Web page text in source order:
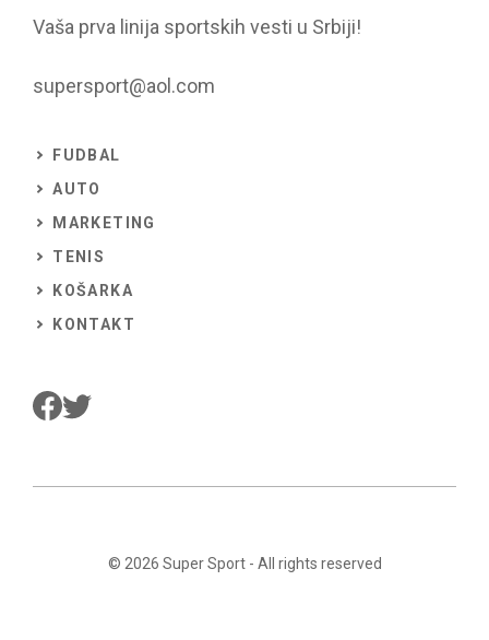
Vaša prva linija sportskih vesti u Srbiji!
supersport@aol.com
FUDBAL
AUTO
MARKETING
TENIS
KOŠARKA
KONTAKT
© 2026 Super Sport- All rights reserved